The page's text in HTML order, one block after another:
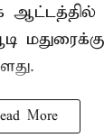
More